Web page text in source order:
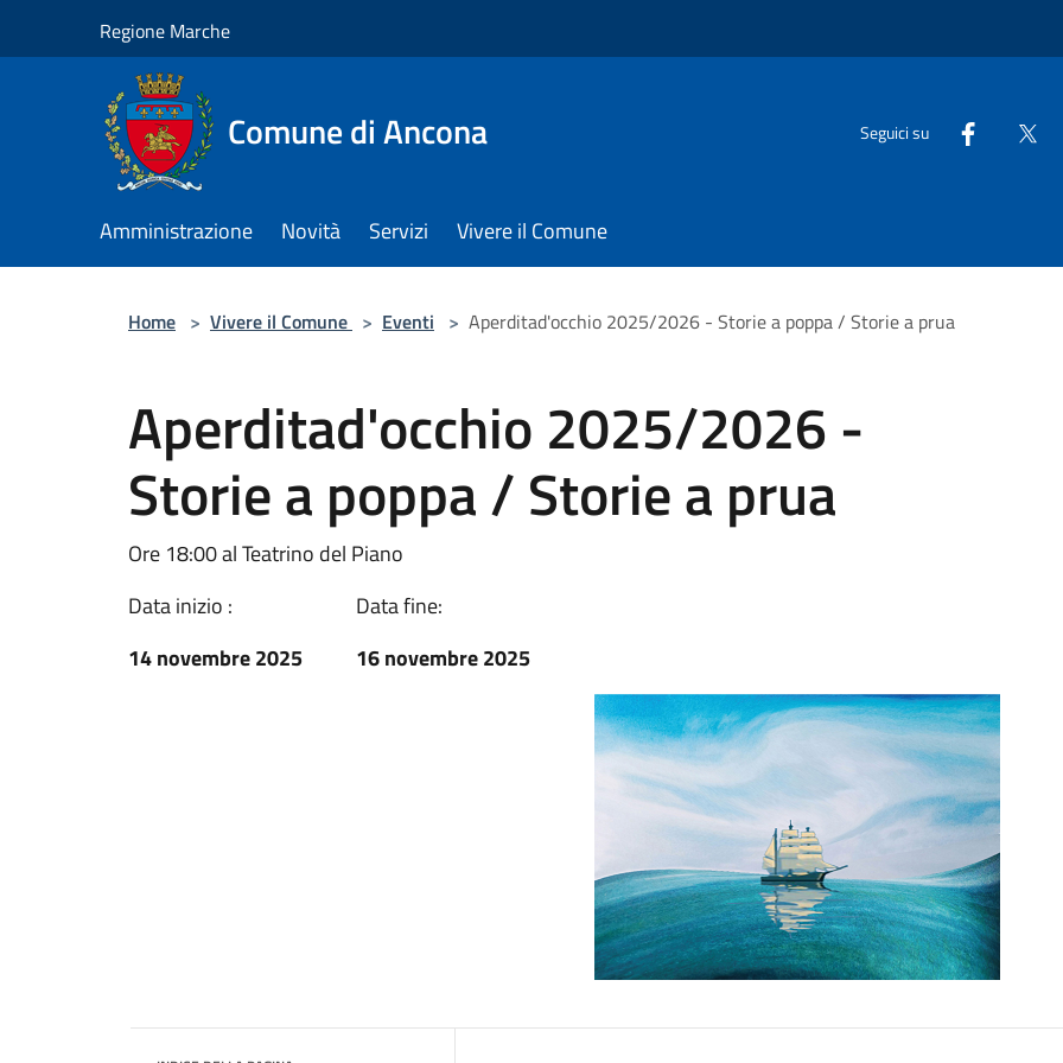
Regione Marche
Comune di Ancona Seguici su
Amministrazione Novità Servizi Vivere il Comune
Home > Vivere il Comune > Eventi > Aperditad'occhio 2025/2026 - Storie a poppa / Storie a prua
Aperditad'occhio 2025/2026 -
Storie a poppa / Storie a prua
Ore 18:00 al Teatrino del Piano
Data inizio :
14 novembre 2025
Data fine:
16 novembre 2025